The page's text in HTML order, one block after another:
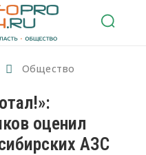
Общество
оценил
АЗС